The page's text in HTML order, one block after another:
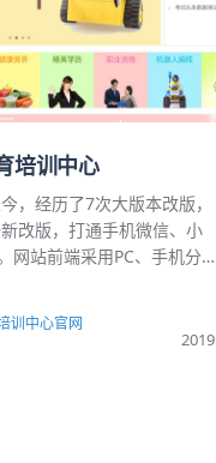
培训中心
，经历了7次大版本改版，
改版，打通手机微信、小
网站前端采用PC、手机分
训中心官网
2019